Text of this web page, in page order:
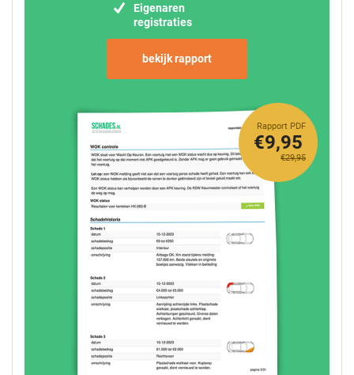
Eigenaren
registraties
bekijk rapport
Rapport PDF
€29,95
€9,95